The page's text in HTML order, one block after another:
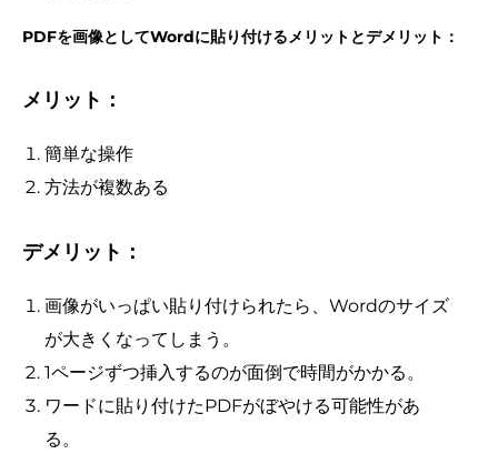
PDFを画像としてWordに貼り付けるメリットとデメリット：
メリット：
簡単な操作
方法が複数ある
デメリット：
画像がいっぱい貼り付けられたら、Wordのサイズ
が大きくなってしまう。
1ページずつ挿入するのが面倒で時間がかかる。
ワードに貼り付けたPDFがぼやける可能性があ
る。